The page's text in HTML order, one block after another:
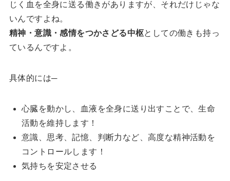
じく血を全身に送る働きがありますが、それだけじゃな
いんですよね。
精神・意識・感情をつかさどる中枢としての働きも持っ
ているんですよ。
具体的には─
心臓を動かし、血液を全身に送り出すことで、生命
活動を維持します！
意識、思考、記憶、判断力など、高度な精神活動を
コントロールします！
気持ちを安定させる